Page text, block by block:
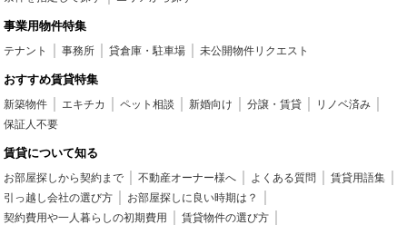
事業用物件特集
テナント 事務所 貸倉庫・駐車場 未公開物件リクエスト
おすすめ賃貸特集
新築物件 エキチカ ペット相談 新婚向け 分譲・賃貸
リノベ済み
保証人不要
賃貸について知る
お部屋探しから契約まで 不動産オーナー様へ よくある質問
賃貸用語集
引っ越し会社の選び方
お部屋探しに良い時期は？
契約費用や一人暮らしの初期費用
賃貸物件の選び方